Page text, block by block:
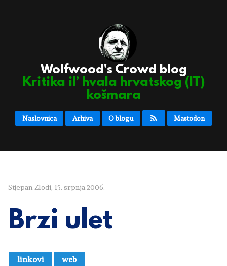
Wolfwood's Crowd blog
Kritika il’ hvala hrvatskog (IT)
košmara
Naslovnica Arhiva O blogu Mastodon
Stjepan Zlodi, 15. srpnja 2006.
Brzi ulet
linkovi web